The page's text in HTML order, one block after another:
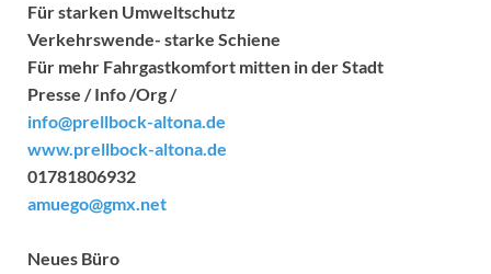
Für starken Umweltschutz
Verkehrswende- starke Schiene
Für mehr Fahrgastkomfort mitten in der Stadt
Presse / Info /Org /
info@prellbock-altona.de
www.prellbock-altona.de
01781806932
amuego@gmx.net
Neues Büro